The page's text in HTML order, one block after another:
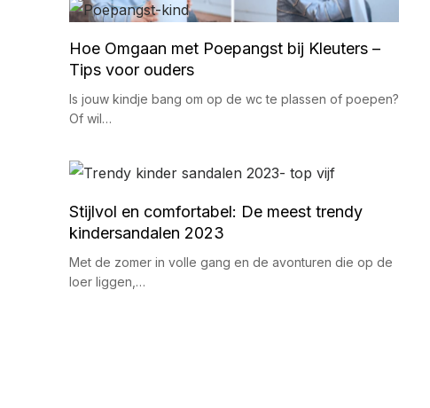
Hoe Omgaan met Poepangst bij Kleuters –
Tips voor ouders
Is jouw kindje bang om op de wc te plassen of poepen?
Of wil…
Stijlvol en comfortabel: De meest trendy
kindersandalen 2023
Met de zomer in volle gang en de avonturen die op de
loer liggen,…